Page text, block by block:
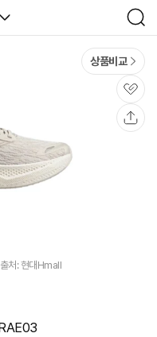
검
색
상품비교
관
심
처: 현대Hmall